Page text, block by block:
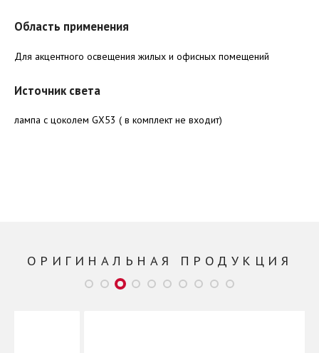
Область применения
Для акцентного освещения жилых и офисных помещений
Источник света
лампа с цоколем GX53 ( в комплект не входит)
ОРИГИНАЛЬНАЯ ПРОДУКЦИЯ